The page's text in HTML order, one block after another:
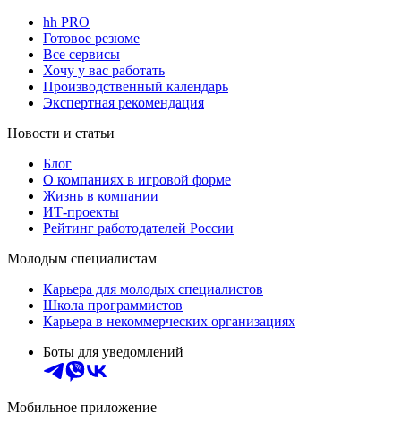
hh PRO
Готовое резюме
Все сервисы
Хочу у вас работать
Производственный календарь
Экспертная рекомендация
Новости и статьи
Блог
О компаниях в игровой форме
Жизнь в компании
ИТ-проекты
Рейтинг работодателей России
Молодым специалистам
Карьера для молодых специалистов
Школа программистов
Карьера в некоммерческих организациях
Боты для уведомлений
Мобильное приложение